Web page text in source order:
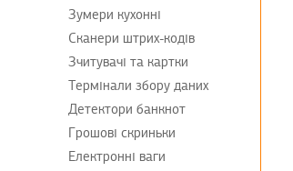
Зумери кухонні
Сканери штрих-кодів
Зчитувачі та картки
Термінали збору даних
Детектори банкнот
Грошові скриньки
Електронні ваги